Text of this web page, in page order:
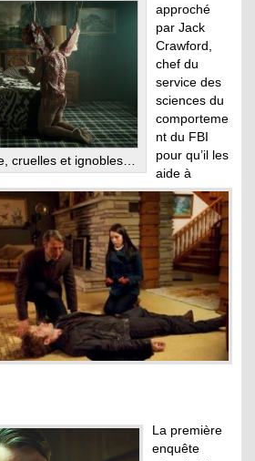
cruelles et ignobles…
approché
par Jack
Crawford,
chef du
service des
sciences du
comporteme
nt du FBI
pour qu’il les
aide à
La première
enquête